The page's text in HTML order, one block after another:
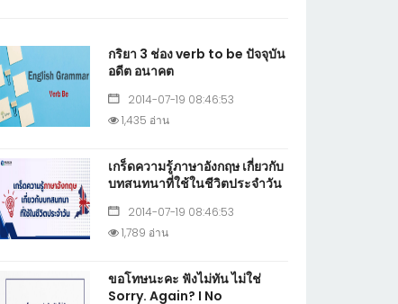
กริยา 3 ช่อง verb to be ปัจจุบัน
อดีต อนาคต
2014-07-19 08:46:53
1,435 อ่าน
เกร็ดความรู้ภาษาอังกฤษ เกี่ยวกับ
บทสนทนาที่ใช้ในชีวิตประจำวัน
2014-07-19 08:46:53
1,789 อ่าน
ขอโทษนะคะ ฟังไม่ทัน ไม่ใช่
Sorry. Again? I No